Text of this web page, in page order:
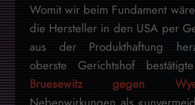
Womit wir beim Fundament
die Hersteller in den USA per
aus der Produkthaftung
oberste Gerichtshof
Bruesewitz gegen